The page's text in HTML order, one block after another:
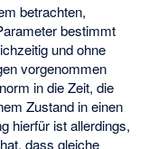
betrachten,
bestimmt
und ohne
vorgenommen
indie Zeit, die
Zustand in einen
hierfür ist allerdings,
dass gleiche